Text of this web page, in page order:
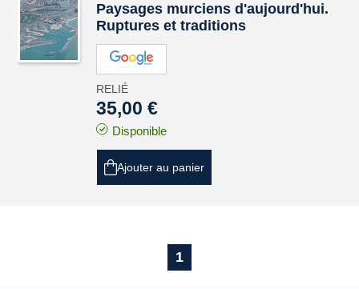
Paysages murciens d'aujourd'hui.
Ruptures et traditions
RELIÉ
35,00 €
Disponible
Ajouter au panier
1